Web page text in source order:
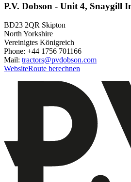
P.V. Dobson - Unit 4, Snaygill
BD23 2QR Skipton
North Yorkshire
Vereinigtes Königreich
Phone: +44 1756 701166
Mail: tractors@pvdobson.com
WebsiteRoute berechnen